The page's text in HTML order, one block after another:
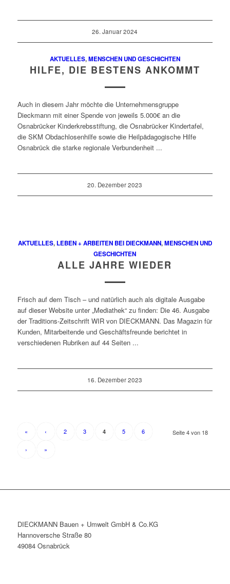
26. Januar 2024
AKTUELLES,MENSCHEN UND GESCHICHTEN
HILFE, DIE BESTENS ANKOMMT
Auch in diesem Jahr möchte die Unternehmensgruppe
Dieckmann mit einer Spende von jeweils 5.000€ an die
Osnabrücker Kinderkrebsstiftung, die Osnabrücker Kindertafel,
die SKM Obdachlosenhilfe sowie die Heilpädagogische Hilfe
Osnabrück die starke regionale Verbundenheit ...
20. Dezember 2023
AKTUELLES, LEBEN + ARBEITEN BEI DIECKMANN,MENSCHEN UND
GESCHICHTEN
ALLE JAHRE WIEDER
Frisch auf dem Tisch – und natürlich auch als digitale Ausgabe
auf dieser Website unter „Mediathek“ zu finden: Die 46. Ausgabe
der Traditions-Zeitschrift WIR von DIECKMANN. Das Magazin für
Kunden, Mitarbeitende und Geschäftsfreunde berichtet in
verschiedenen Rubriken auf 44 Seiten ...
16. Dezember 2023
Seite 4 von 18
« ‹ 2 3 4 5 6
› »
DIECKMANN Bauen + Umwelt GmbH & Co.KG
Hannoversche Straße 80
49084 Osnabrück